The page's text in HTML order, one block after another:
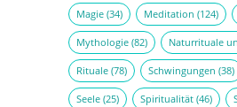
Magie(34) Meditation (124)
Mythologie(82) Naturrituale
Rituale(78) Schwingungen (38)
Seele(25) Spiritualität(46)